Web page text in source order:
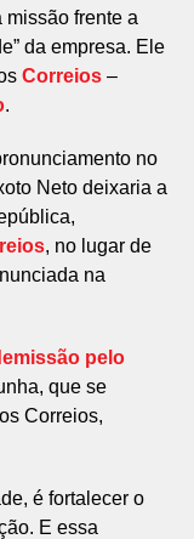
missão frente a
da empresa. Ele
Correios–
.
no
Neto deixaria a
, no lugar de
na
pelo
que se
Correios,
é fortalecer o
E essa